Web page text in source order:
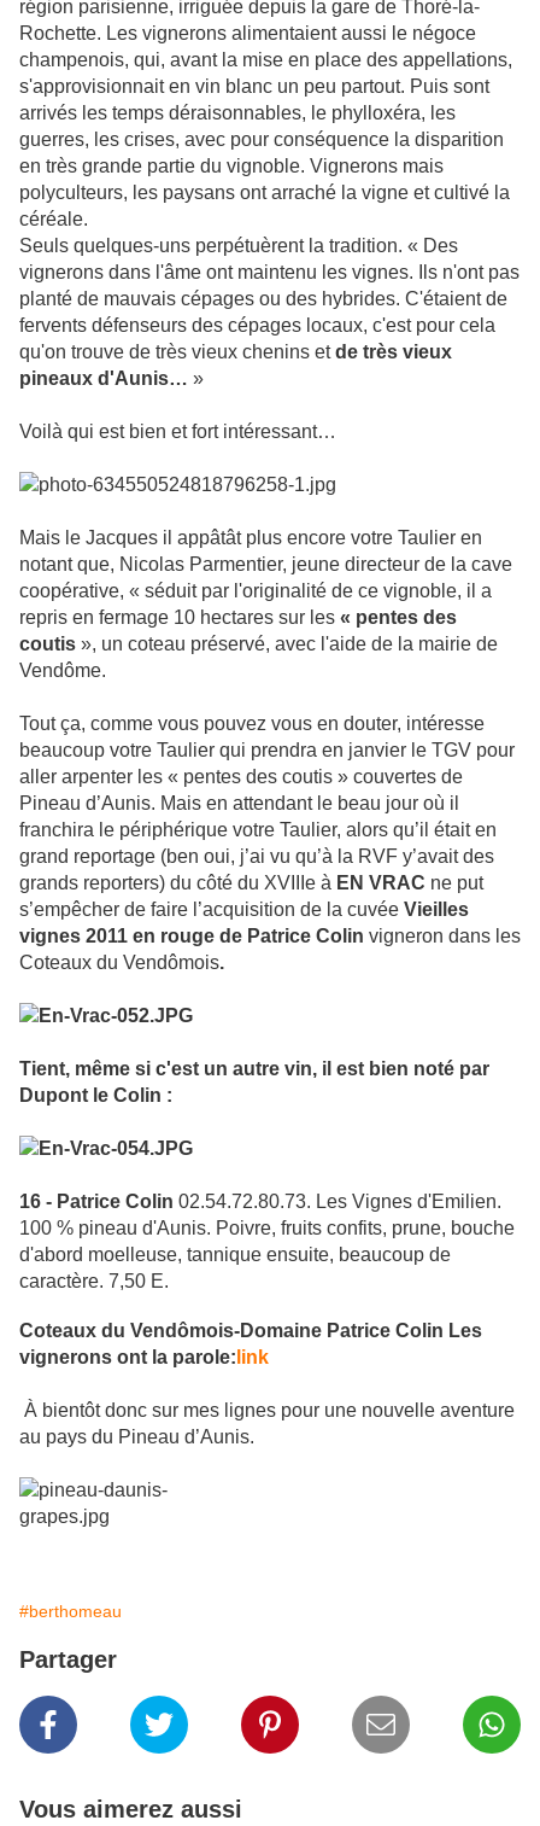
région parisienne, irriguée depuis la gare de Thoré-la-
Rochette. Les vignerons alimentaient aussi le négoce
champenois, qui, avant la mise en place des appellations,
s'approvisionnait en vin blanc un peu partout. Puis sont
arrivés les temps déraisonnables, le phylloxéra, les
guerres, les crises, avec pour conséquence la disparition
en très grande partie du vignoble. Vignerons mais
polyculteurs, les paysans ont arraché la vigne et cultivé la
céréale.
Seuls quelques-uns perpétuèrent la tradition. « Des
vignerons dans l'âme ont maintenu les vignes. Ils n'ont pas
planté de mauvais cépages ou des hybrides. C'étaient de
fervents défenseurs des cépages locaux, c'est pour cela
qu'on trouve de très vieux chenins etde très vieux
pineaux d'Aunis… »
Voilà qui est bien et fort intéressant…
Mais le Jacques il appâtât plus encore votre Taulier en
notant que, Nicolas Parmentier, jeune directeur de la cave
coopérative, « séduit par l'originalité de ce vignoble, il a
repris en fermage 10 hectares sur les « pentes des
coutis », un coteau préservé, avec l'aide de la mairie de
Vendôme.
Tout ça, comme vous pouvez vous en douter, intéresse
beaucoup votre Taulier qui prendra en janvier le TGV pour
aller arpenter les « pentes des coutis » couvertes de
Pineau d’Aunis. Mais en attendant le beau jour où il
franchira le périphérique votre Taulier, alors qu’il était en
grand reportage (ben oui, j’ai vu qu’à la RVF y’avait des
grands reporters) du côté du XVIIIe à EN VRAC ne put
s’empêcher de faire l’acquisition de la cuvée Vieilles
vignes 2011 en rouge de Patrice Colin vigneron dans les
Coteaux du Vendômois.
Tient, même si c'est un autre vin, il est bien noté par
Dupont le Colin :
16 - Patrice Colin 02.54.72.80.73. Les Vignes d'Emilien.
100 % pineau d'Aunis. Poivre, fruits confits, prune, bouche
d'abord moelleuse, tannique ensuite, beaucoup de
caractère. 7,50 E.
Coteaux du Vendômois-Domaine Patrice Colin Les
vignerons ont la parole: link
À bientôt donc sur mes lignes pour une nouvelle aventure
au pays du Pineau d’Aunis.
#berthomeau
Partager
Vous aimerez aussi